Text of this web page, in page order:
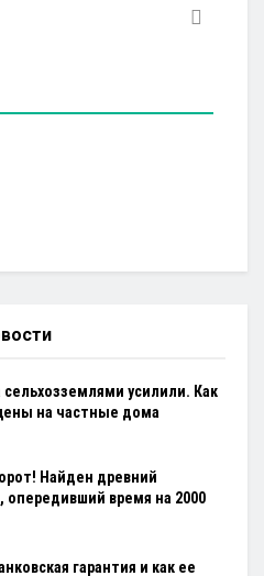
сельхозземлями усилили. Как
на частные дома
Найден древний
опередивший время на 2000
гарантия и как ее